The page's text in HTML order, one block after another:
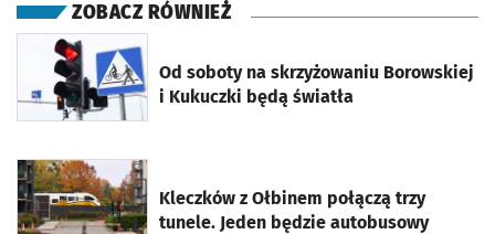
ZOBACZ RÓWNIEŻ
Od soboty na skrzyżowaniu Borowskiej
i Kukuczki będą światła
otworzy się w nowej karcie
Kleczków z Ołbinem połączą trzy
tunele. Jeden będzie autobusowy
otworzy się w nowej karcie